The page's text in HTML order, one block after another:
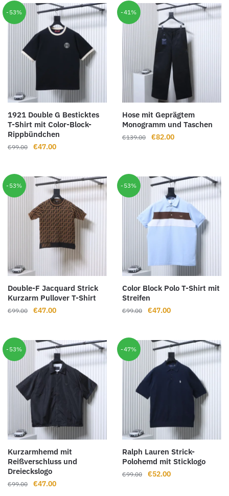
€119.00€53.00.
-53%
1921 Double G Besticktes
T-Shirt mit Color-Block-
Rippbündchen
€99.00
Ursprünglicher
€99.00
€47.00Aktueller
€47.00.
-41%
Hose mit Geprägtem
Monogramm und Taschen
€139.00
Ursprünglicher
€82.00Aktueller
-53%
Double-F Jacquard Strick
Kurzarm Pullover T-Shirt
€99.00
Ursprünglicher
€99.00
€47.00Aktueller
€47.00.
-53%
Color Block Polo T-Shirt mit
Streifen
€99.00
Ursprünglicher
€99.00
€47.00Aktueller
€47.00.
-53%
Kurzarmhemd mit
Reißverschluss und
Dreieckslogo
€99.00
Ursprünglicher
€47.00Aktueller
-47%
Ralph Lauren Strick-
Polohemd mit Sticklogo
€99.00
Ursprünglicher
€52.00Aktueller